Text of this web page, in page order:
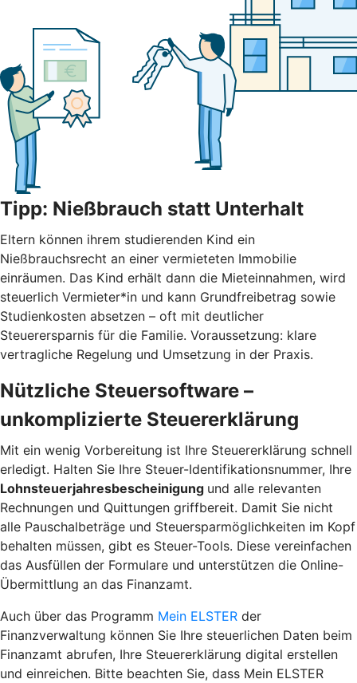
Tipp: Nießbrauch statt Unterhalt
Eltern können ihrem studierenden Kind ein
Nießbrauchsrecht an einer vermieteten Immobilie
einräumen. Das Kind erhält dann die Mieteinnahmen, wird
steuerlich Vermieter*in und kann Grundfreibetrag sowie
Studienkosten absetzen – oft mit deutlicher
Steuerersparnis für die Familie. Voraussetzung: klare
vertragliche Regelung und Umsetzung in der Praxis.
Nützliche Steuersoftware –
unkomplizierte Steuererklärung
Mit ein wenig Vorbereitung ist Ihre Steuererklärung schnell
erledigt. Halten Sie Ihre Steuer-Identifikationsnummer, Ihre
Lohnsteuerjahresbescheinigung und alle relevanten
Rechnungen und Quittungen griffbereit. Damit Sie nicht
alle Pauschalbeträge und Steuersparmöglichkeiten im Kopf
behalten müssen, gibt es Steuer-Tools. Diese vereinfachen
das Ausfüllen der Formulare und unterstützen die Online-
Übermittlung an das Finanzamt.
Auch über das Programm Mein ELSTER der
Finanzverwaltung können Sie Ihre steuerlichen Daten beim
Finanzamt abrufen, Ihre Steuererklärung digital erstellen
und einreichen. Bitte beachten Sie, dass Mein ELSTER